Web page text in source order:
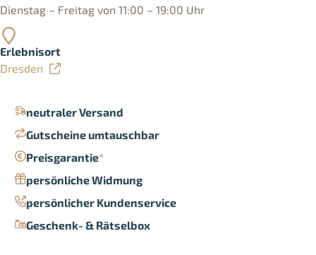
neutraler Versand
Gutscheine umtauschbar
Preisgarantie*
persönliche Widmung
persönlicher Kundenservice
Geschenk- & Rätselbox
Dienstag – Freitag von 11:00 – 19:00 Uhr
Erlebnisort
Dresden